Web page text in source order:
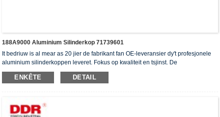
188A9000 Aluminium Silinderkop 71739601
It bedriuw is al mear as 20 jier de fabrikant fan OE-leveransier dy't profesjonele
aluminium silinderkoppen leveret. Fokus op kwaliteit en tsjinst. De
silinderkoppen hawwe it ISO16949-autentikaasjesertifikaat, "de heechdichte
silinderkop", "de lange libbensdoer fan 'e silinderkop" en de oare 5 patinten foar
ENKÊTE DETAIL